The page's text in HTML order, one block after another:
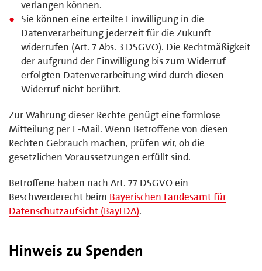
verlangen können.
Sie können eine erteilte Einwilligung in die
Datenverarbeitung jederzeit für die Zukunft
widerrufen (Art. 7 Abs. 3 DSGVO). Die Rechtmäßigkeit
der aufgrund der Einwilligung bis zum Widerruf
erfolgten Datenverarbeitung wird durch diesen
Widerruf nicht berührt.
Zur Wahrung dieser Rechte genügt eine formlose
Mitteilung per E-Mail. Wenn Betroffene von diesen
Rechten Gebrauch machen, prüfen wir, ob die
gesetzlichen Voraussetzungen erfüllt sind.
Betroffene haben nach Art. 77 DSGVO ein
Beschwerderecht beim Bayerischen Landesamt für
Datenschutzaufsicht (BayLDA).
Hinweis zu Spenden